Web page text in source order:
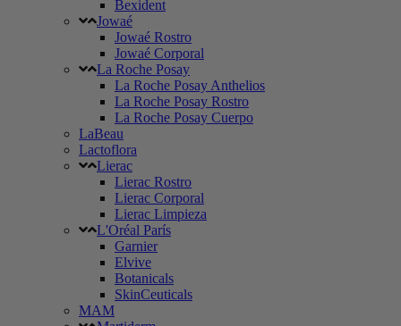
Bexident
Jowaé
Jowaé Rostro
Jowaé Corporal
La Roche Posay
La Roche Posay Anthelios
La Roche Posay Rostro
La Roche Posay Cuerpo
LaBeau
Lactoflora
Lierac
Lierac Rostro
Lierac Corporal
Lierac Limpieza
L'Oréal París
Garnier
Elvive
Botanicals
SkinCeuticals
MAM